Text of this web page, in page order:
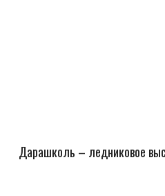
Дарашколь – ледниковое